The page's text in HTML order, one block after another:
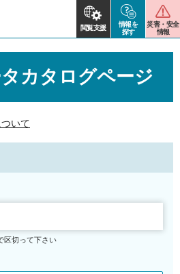
閲覧支援
情報を
探す
災害・安全
情報
カタログページ
いて
区切って下さい